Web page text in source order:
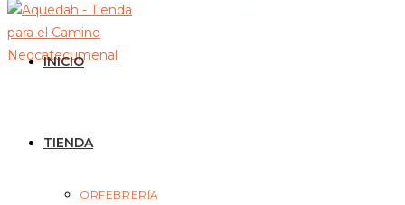
INICIO
TIENDA
ORFEBRERÍA